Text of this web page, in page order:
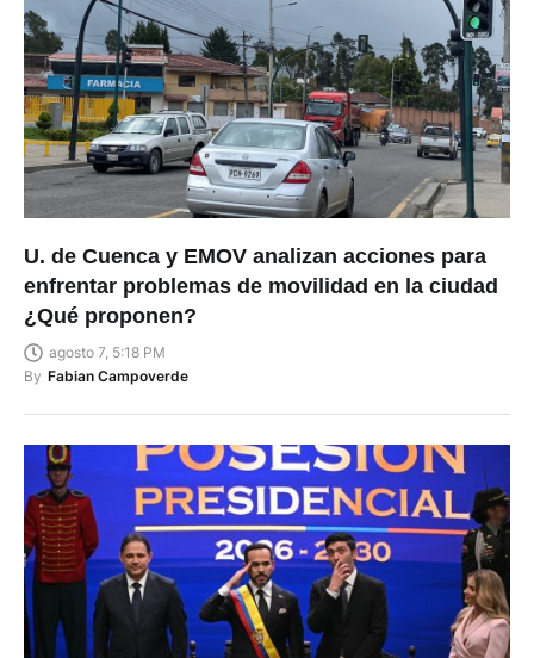
U. de Cuenca y EMOV analizan acciones para
enfrentar problemas de movilidad en la ciudad
¿Qué proponen?
agosto 7, 5:18 PM
By Fabian Campoverde